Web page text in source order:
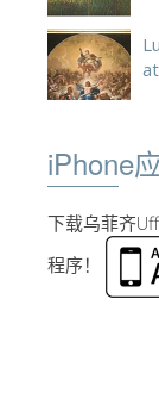
iPhone
下载乌菲齐
程序！